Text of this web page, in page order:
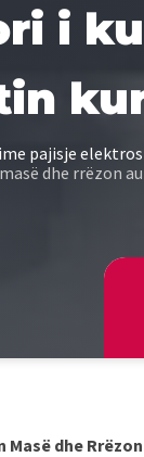
i
pajisje
dhe rrëzon
Masë dhe